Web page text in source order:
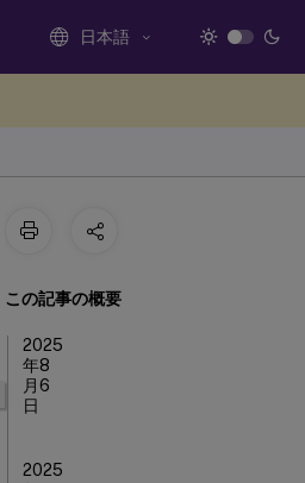
日本語
この記事の概要
2025
年8
月6
日
2025